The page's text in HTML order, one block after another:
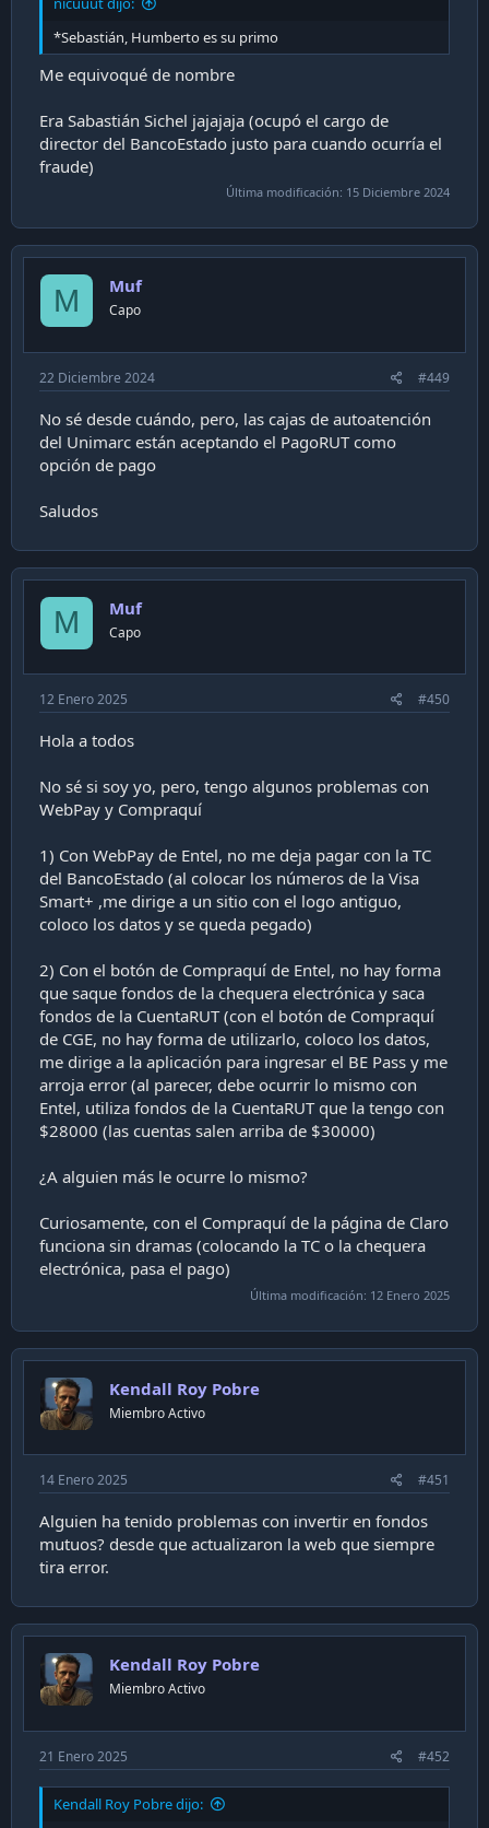
*Sebastián, Humberto es su primo
Me equivoqué de nombre
Era Sabastián Sichel jajajaja (ocupó el cargo de
director del BancoEstado justo para cuando ocurría el
fraude)
Última modificación: 15 Diciembre 2024
M Muf
Capo
22 Diciembre 2024 #449
No sé desde cuándo, pero, las cajas de autoatención
del Unimarc están aceptando el PagoRUT como
opción de pago
Saludos
M Muf
Capo
12 Enero 2025 #450
Hola a todos
No sé si soy yo, pero, tengo algunos problemas con
WebPay y Compraquí
1) Con WebPay de Entel, no me deja pagar con la TC
del BancoEstado (al colocar los números de la Visa
Smart+ ,me dirige a un sitio con el logo antiguo,
coloco los datos y se queda pegado)
2) Con el botón de Compraquí de Entel, no hay forma
que saque fondos de la chequera electrónica y saca
fondos de la CuentaRUT (con el botón de Compraquí
de CGE, no hay forma de utilizarlo, coloco los datos,
me dirige a la aplicación para ingresar el BE Pass y me
arroja error (al parecer, debe ocurrir lo mismo con
Entel, utiliza fondos de la CuentaRUT que la tengo con
$28000 (las cuentas salen arriba de $30000)
¿A alguien más le ocurre lo mismo?
Curiosamente, con el Compraquí de la página de Claro
funciona sin dramas (colocando la TC o la chequera
electrónica, pasa el pago)
Última modificación: 12 Enero 2025
Kendall Roy Pobre
Miembro Activo
14 Enero 2025 #451
Alguien ha tenido problemas con invertir en fondos
mutuos? desde que actualizaron la web que siempre
tira error.
Kendall Roy Pobre
Miembro Activo
21 Enero 2025 #452
Kendall Roy Pobre dijo: